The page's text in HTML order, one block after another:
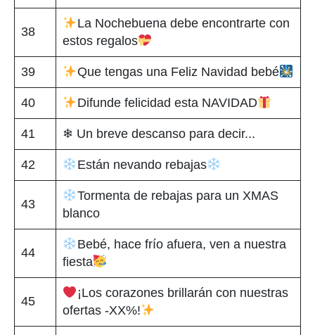
38
La Nochebuena debe encontrarte con
estos regalos
39 Que tengas una Feliz Navidad bebé
40 Difunde felicidad esta NAVIDAD
41 ❄ Un breve descanso para decir...
42 Están nevando rebajas
43
Tormenta de rebajas para un XMAS
blanco
44
Bebé, hace frío afuera, ven a nuestra
fiesta
45
¡Los corazones brillarán con nuestras
ofertas -XX%!